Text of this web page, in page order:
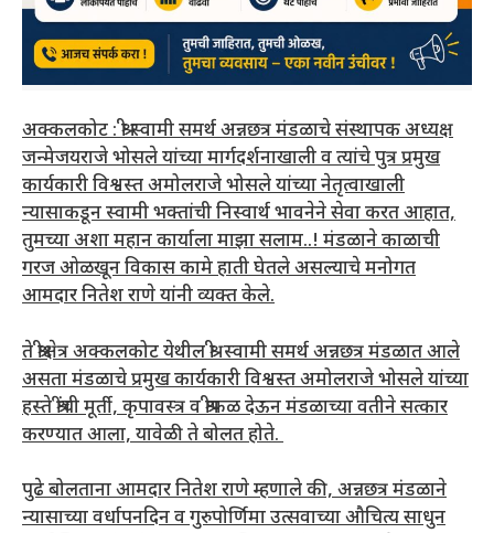
अक्कलकोट : श्री स्वामी समर्थ अन्नछत्र मंडळाचे संस्थापक अध्यक्ष
जन्मेजयराजे भोसले यांच्या मार्गदर्शनाखाली व त्यांचे पुत्र प्रमुख
कार्यकारी विश्वस्त अमोलराजे भोसले यांच्या नेतृत्वाखाली
न्यासाकडून स्वामी भक्तांची निस्वार्थ भावनेने सेवा करत आहात,
तुमच्या अशा महान कार्याला माझा सलाम..! मंडळाने काळाची
गरज ओळखून विकास कामे हाती घेतले असल्याचे मनोगत
आमदार नितेश राणे यांनी व्यक्त केले.
ते श्रीक्षेत्र अक्कलकोट येथील श्री स्वामी समर्थ अन्नछत्र मंडळात आले
असता मंडळाचे प्रमुख कार्यकारी विश्वस्त अमोलराजे भोसले यांच्या
हस्ते श्रींची मूर्ती, कृपावस्त्र व श्रीफळ देऊन मंडळाच्या वतीने सत्कार
करण्यात आला, यावेळी ते बोलत होते.
पुढे बोलताना आमदार नितेश राणे म्हणाले की, अन्नछत्र मंडळाने
न्यासाच्या वर्धापनदिन व गुरुपोर्णिमा उत्सवाच्या औचित्य साधुन